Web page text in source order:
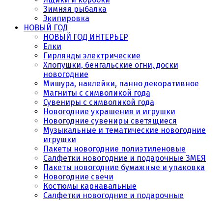
Зимняя рыбалка
Экипировка
НОВЫЙ ГОД
НОВЫЙ ГОД ИНТЕРЬЕР
Елки
Гирлянды электрические
Хлопушки, бенгальские огни, доски
новогодние
Мишура, наклейки, панно декоративное
Магниты с символикой года
Сувениры с символикой года
Новогодние украшения и игрушки
Новогодние сувениры светящиеся
Музыкальные и тематические новогодние
игрушки
Пакеты новогодние полиэтиленовые
Салфетки новогодние и подарочные ЗМЕЯ
Пакеты новогодние бумажные и упаковка
Новогодние свечи
Костюмы карнавальные
Салфетки новогодние и подарочные